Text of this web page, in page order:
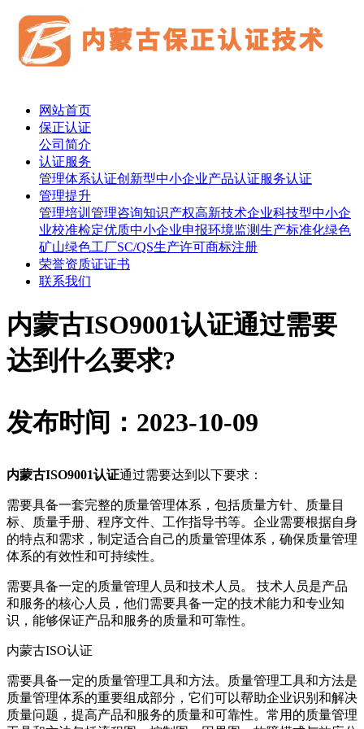
网站首页
保正认证
公司简介
认证服务
管理体系认证创新型中小企业产品认证服务认证
管理提升
管理培训 管理咨询知识产权高新技术企业科技型中小企
业校准检定优质中小企业申报环境监测生产标准化绿色
矿山绿色工厂SC/QS生产许可商标注册
荣誉资质证证书
联系我们
内蒙古ISO9001认证通过需要
达到什么要求?
发布时间：2023-10-09
内蒙古ISO9001认证通过需要达到以下要求：
需要具备一套完整的质量管理体系，包括质量方针、质量目
标、质量手册、程序文件、工作指导书等。企业需要根据自身
的特点和需求，制定适合自己的质量管理体系，确保质量管理
体系的有效性和可持续性。
需要具备一定的质量管理人员和技术人员。 技术人员是产品
和服务的核心人员，他们需要具备一定的技术能力和专业知
识，能够保证产品和服务的质量和可靠性。
内蒙古ISO认证
需要具备一定的质量管理工具和方法。质量管理工具和方法是
质量管理体系的重要组成部分，它们可以帮助企业识别和解决
质量问题，提高产品和服务的质量和可靠性。常用的质量管理